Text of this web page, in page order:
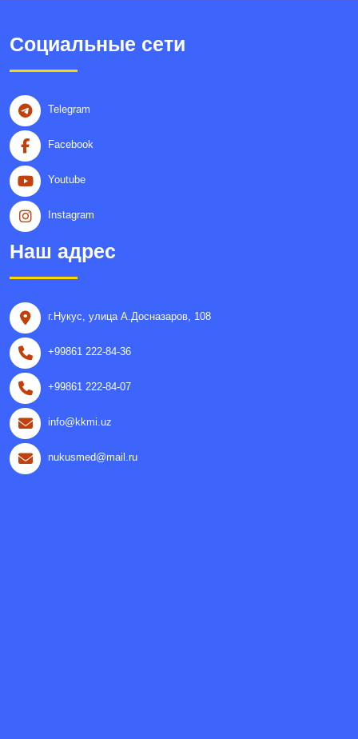
Социальные сети
Telegram
Facebook
Youtube
Instagram
Наш адрес
г.Нукус, улица A.Досназаров, 108
+99861 222-84-36
+99861 222-84-07
info@kkmi.uz
nukusmed@mail.ru